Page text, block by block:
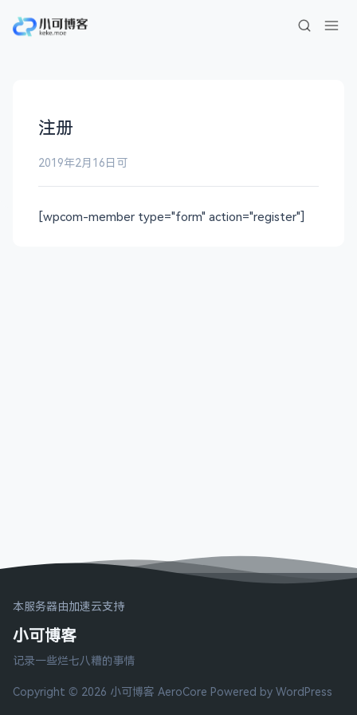
注册
2019年2月16日 可
[wpcom-member type="form" action="register"]
本服务器由加速云支持
小可博客
记录一些烂七八糟的事情
Copyright © 2026 小可博客 AeroCore Powered by WordPress